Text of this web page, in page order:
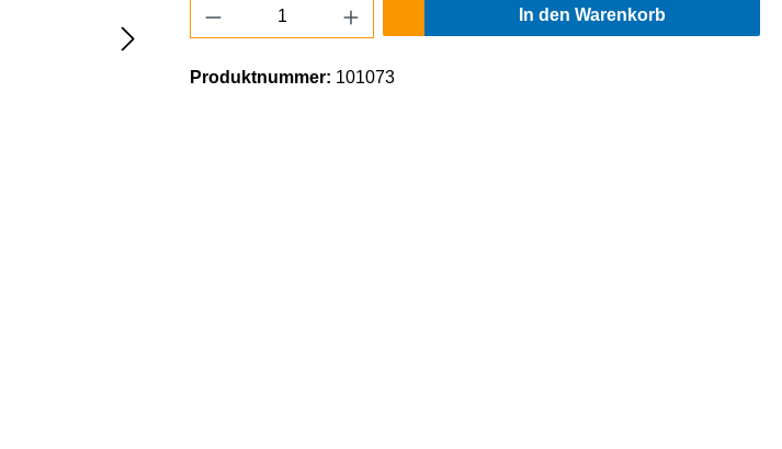
Produkt Anzahl: Gib den gewünschten Wert ein
In den Warenkorb
Produktnummer: 101073